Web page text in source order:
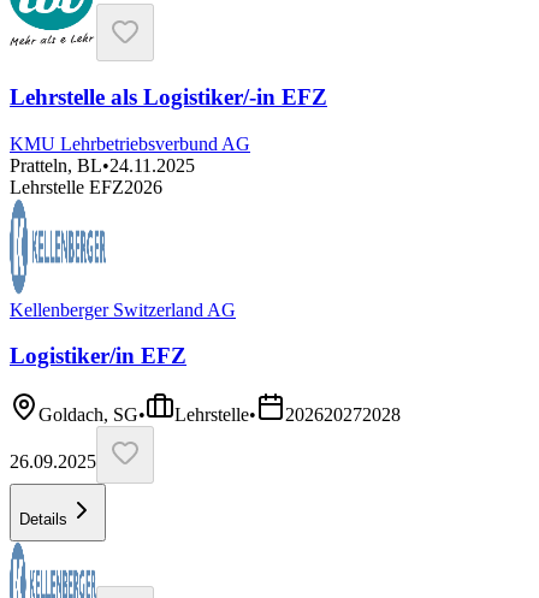
Lehrstelle als Logistiker/-in EFZ
KMU Lehrbetriebsverbund AG
Pratteln, BL•24.11.2025
Lehrstelle EFZ2026
Kellenberger Switzerland AG
Logistiker/in EFZ
Goldach, SG• Lehrstelle• 202620272028
26.09.2025
Details